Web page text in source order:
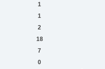
1
1
2
18
7
0